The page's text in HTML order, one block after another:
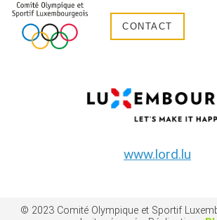
CONTACT
www.lord.lu
© 2023 Comité Olympique et Sportif